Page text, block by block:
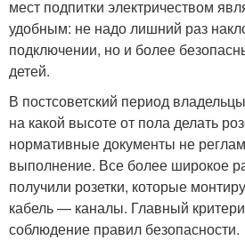
мест подпитки электричеством
удобным: не надо лишний раз
подключении, но и более
детей.
В постсоветский период
на какой высоте от пола делать
нормативные документы не
выполнение. Все более широкое
получили розетки, которые
кабель — каналы. Главный
соблюдение правил безопасности.